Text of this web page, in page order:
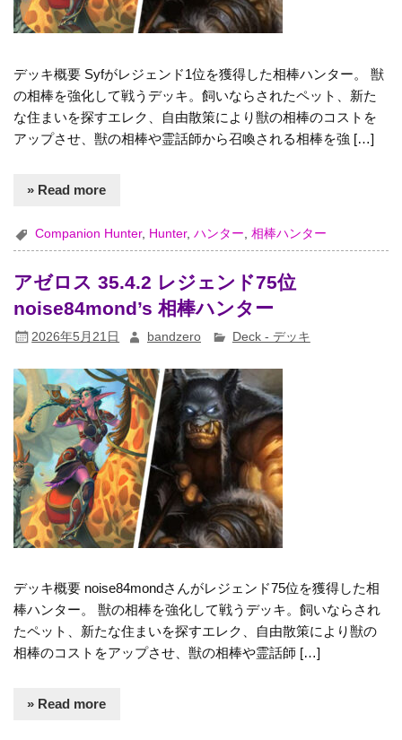
デッキ概要 Syfがレジェンド1位を獲得した相棒ハンター。 獣
の相棒を強化して戦うデッキ。飼いならされたペット、新た
な住まいを探すエレク、自由散策により獣の相棒のコストを
アップさせ、獣の相棒や霊話師から召喚される相棒を強 […]
» Read more
Companion Hunter, Hunter,ハンター ,相棒ハンター
アゼロス 35.4.2 レジェンド75位
noise84mond’s 相棒ハンター
2026年5月21日 bandzero Deck - デッキ
デッキ概要 noise84mondさんがレジェンド75位を獲得した相
棒ハンター。 獣の相棒を強化して戦うデッキ。飼いならされ
たペット、新たな住まいを探すエレク、自由散策により獣の
相棒のコストをアップさせ、獣の相棒や霊話師 […]
» Read more